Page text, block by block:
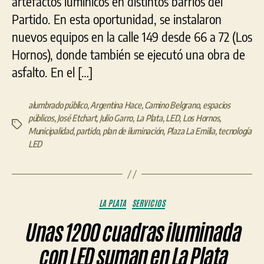
Partido. En esta oportunidad, se instalaron
nuevos equipos en la calle 149 desde 66 a 72 (Los
Hornos), donde también se ejecutó una obra de
asfalto. En el […]
Etiquetas
alumbrado público,Argentina Hace,Camino Belgrano, espacios
públicos,José Etchart, Julio Garro, La Plata,LED, Los Hornos,
Municipalidad,partido, plan de iluminación, Plaza La Emilia,tecnología
LED
Categorías
LA PLATA SERVICIOS
Unas 1200 cuadras iluminada
con LED suman en La Plata